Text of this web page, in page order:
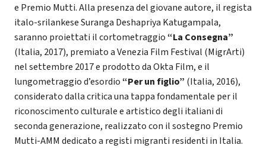
e Premio Mutti. Alla presenza del giovane autore, il regista
italo-srilankese Suranga Deshapriya Katugampala,
saranno proiettati il cortometraggio“La Consegna”
(Italia, 2017), premiato a Venezia Film Festival (MigrArti)
nel settembre 2017 e prodotto da Okta Film, e il
lungometraggio d’esordio“Per un figlio” (Italia, 2016),
considerato dalla critica una tappa fondamentale per il
riconoscimento culturale e artistico degli italiani di
seconda generazione, realizzato con il sostegno Premio
Mutti-AMM dedicato a registi migranti residenti in Italia.